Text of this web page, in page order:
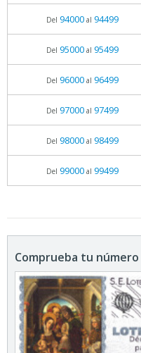
Del 94000al 94499
Del 95000al 95499
Del 96000al 96499
Del 97000al 97499
Del 98000al 98499
Del 99000al 99499
Comprueba tu número